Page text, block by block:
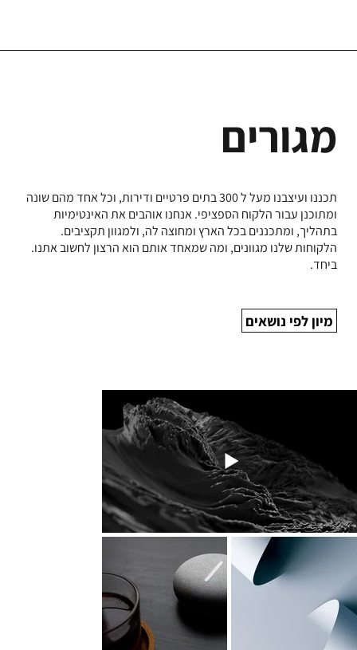
מגורים
תכננו ועיצבנו מעל ל 300 בתים פרטיים ודירות, וכל אחד מהם שונה
ומתוכנן עבור הלקוח הספציפי. אנחנו אוהבים את האינטימיות
בתהליך, ומתכננים בכל הארץ ומחוצה לה, ולמגוון תקציבים.
הלקוחות שלנו מגוונים, ומה שמאחד אותם הוא הרצון לחשוב אתנו.
ביחד.
מיון לפי נושאים